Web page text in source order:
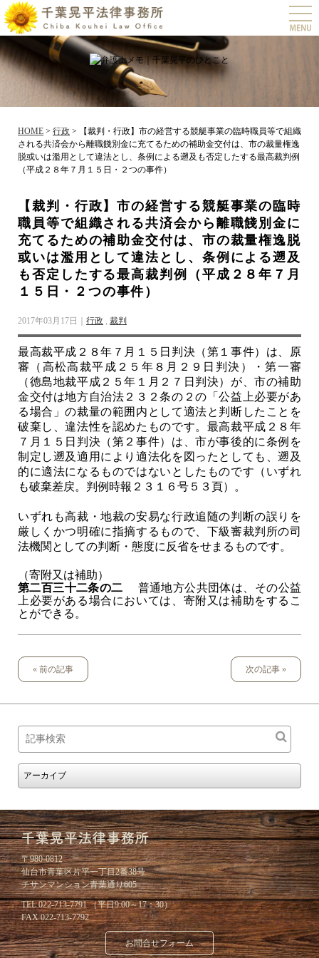
HOME > 行政 >
【裁判・行政】市の経営する競艇事業の臨時職員等で組織
される共済会から離職餞別金に充てるための補助金交付は、市の裁量権逸
脱或いは濫用として違法とし、条例による遡及も否定したする最高裁判例
（平成２８年７月１５日・２つの事件）
【裁判・行政】市の経営する競艇事業の臨時
職員等で組織される共済会から離職餞別金に
充てるための補助金交付は、市の裁量権逸脱
或いは濫用として違法とし、条例による遡及
も否定したする最高裁判例（平成２８年７月
１５日・２つの事件）
2017年03月17日｜ 行政 , 裁判
最高裁平成２８年７月１５日判決（第１事件）は、原
審（高松高裁平成２５年８月２９日判決）・第一審
（徳島地裁平成２５年１月２７日判決）が、市の補助
金交付は地方自治法２３２条の２の「公益上必要があ
る場合」の裁量の範囲内として適法と判断したことを
破棄し、違法性を認めたものです。最高裁平成２８年
７月１５日判決（第２事件）は、市が事後的に条例を
制定し遡及適用により適法化を図ったとしても、遡及
的に適法になるものではないとしたものです（いずれ
も破棄差戻。判例時報２３１６号５３頁）。
いずれも高裁・地裁の安易な行政追随の判断の誤りを
厳しくかつ明確に指摘するもので、下級審裁判所の司
法機関としての判断・態度に反省をせまるものです。
（寄附又は補助）
第二百三十二条の二 普通地方公共団体は、その公益
上必要がある場合においては、寄附又は補助をするこ
とができる。
« 前の記事 次の記事 »
〒980-0812
仙台市青葉区片平一丁目2番38号
チサンマンション青葉通り605
TEL 022-713-7791 （平日9:00～17：30）
FAX 022-713-7792
お問合せフォーム